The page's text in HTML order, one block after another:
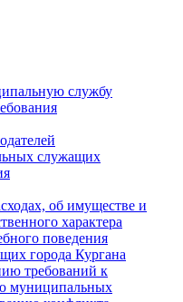
службу
служащих
об имуществе и
характера
поведения
города Кургана
требований к
муниципальных